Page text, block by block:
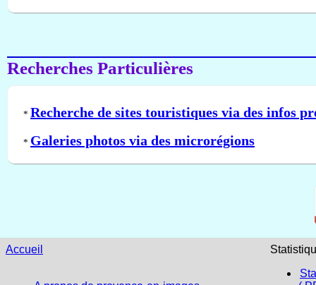
Recherches Particulières
* Recherche de sites touristiques via des infos
* Galeries photos via des microrégions
Accueil